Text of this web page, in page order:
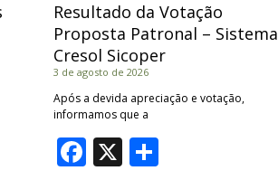
Resultado da Votação
Proposta Patronal – Sistema
Cresol Sicoper
3 de agosto de 2026
Após a devida apreciação e votação,
informamos que a
Facebook
X